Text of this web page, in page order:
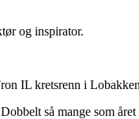
og inspirator.
IL kretsrenn i
så mange som